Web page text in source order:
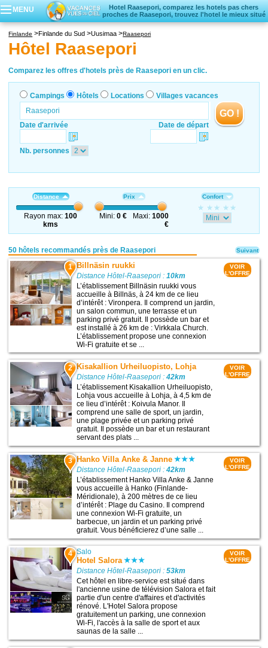
MENU
Hotel Raasepori, comparez les hotels pas chers
proches de Raasepori, trouvez l'hotel le mieux situé
Hôtels
Locations vacances
Villages vacances
Finlande Finlande du Sud Uusimaa Raasepori
Hôtel Raasepori
Comparez les offres d'hotels près de Raasepori en un clic.
Campings Hôtels Locations Villages vacances
Date d'arrivée Date de départ
GO !
Nb. personnes
Distance
Rayon max:100
kms
Prix
Mini: 0 € Maxi:1000
€
Confort
50 hôtels recommandés près de Raasepori
1 Billnäsin ruukki
Distance Hôtel-Raasepori :10km
L’établissement Billnäsin ruukki vous
accueille à Billnäs, à 24 km de ce lieu
d’intérêt : Vironpera. Il comprend un jardin,
un salon commun, une terrasse et un
parking privé gratuit. Il possède un bar et
est installé à 26 km de : Virkkala Church.
L’établissement propose une connexion
Wi-Fi gratuite et se ...
VOIR
L'OFFRE
2 Kisakallion Urheiluopisto, Lohja
Distance Hôtel-Raasepori :42km
L’établissement Kisakallion Urheiluopisto,
Lohja vous accueille à Lohja, à 4,5 km de
ce lieu d’intérêt : Koivula Manor. Il
comprend une salle de sport, un jardin,
une plage privée et un parking privé
gratuit. Il possède un bar et un restaurant
servant des plats ...
VOIR
L'OFFRE
3 Hanko Villa Anke & Janne
Distance Hôtel-Raasepori :42km
L’établissement Hanko Villa Anke & Janne
vous accueille à Hanko (Finlande-
Méridionale), à 200 mètres de ce lieu
d’intérêt : Plage du Casino. Il comprend
une connexion Wi-Fi gratuite, un
barbecue, un jardin et un parking privé
gratuit. Vous bénéficierez d’une salle ...
VOIR
L'OFFRE
4 Salo
Hotel Salora
Distance Hôtel-Raasepori :53km
Cet hôtel en libre-service est situé dans
l'ancienne usine de télévision Salora et fait
partie d'un centre d'affaires et d'activités
rénové. L'Hotel Salora propose
gratuitement un parking, une connexion
Wi-Fi, l'accès à la salle de sport et aux
saunas de la salle ...
VOIR
L'OFFRE
Suivant